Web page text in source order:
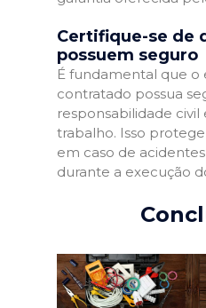
Certifique-se de
possuem seguro
É fundamental que o
contratado possua
responsabilidade civil
trabalho. Isso
em caso de
durante a execução